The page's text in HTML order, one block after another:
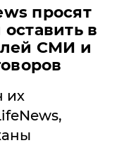
просят
в
СМИ и
их